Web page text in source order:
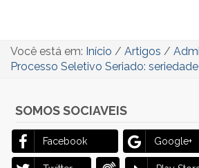
Você está em: Início / Artigos /
Processo Seletivo Seriado:
SOMOS SOCIAVEIS
Facebook Google+